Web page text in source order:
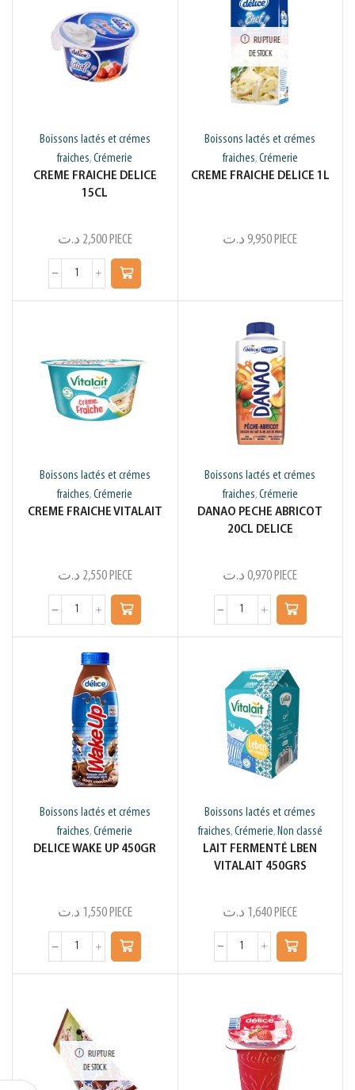
Boissons lactés et crémes
fraiches,Crémerie
CREME FRAICHE DELICE
15CL
2,500 د.ت PIECE
RUPTURE
DE STOCK
Boissons lactés et crémes
fraiches, Crémerie
CREME FRAICHE DELICE 1L
9,950 د.ت PIECE
Boissons lactés et crémes
fraiches,Crémerie
CREME FRAICHE VITALAIT
2,550 د.ت PIECE
Boissons lactés et crémes
fraiches, Crémerie
DANAO PECHE ABRICOT
20CL DELICE
0,970 د.ت PIECE
Boissons lactés et crémes
fraiches,Crémerie
DELICE WAKE UP 450GR
1,550 د.ت PIECE
Boissons lactés et crémes
fraiches, Crémerie, Non classé
LAIT FERMENTÉ LBEN
VITALAIT 450GRS
1,640 د.ت PIECE
RUPTURE
DE STOCK